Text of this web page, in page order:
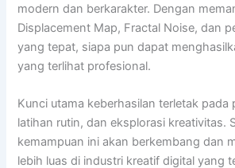
modern dan berkarakter. Dengan
Displacement Map, Fractal Noise, dan
yang tepat, siapa pun dapat
yang terlihat profesional.
Kunci utama keberhasilan terletak pada
latihan rutin, dan eksplorasi kreativitas.
kemampuan ini akan berkembang dan
lebih luas di industri kreatif digital yang